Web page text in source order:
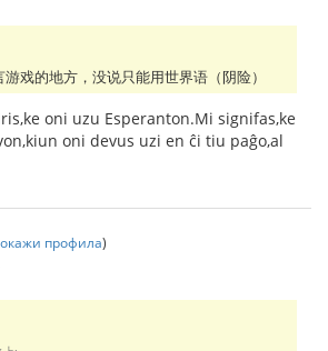
戏的地方，没说只能用世界语（阴险）
oni uzu Esperanton.Mi signifas,ke
oni devus uzi en ĉi tiu paĝo,al
профила)